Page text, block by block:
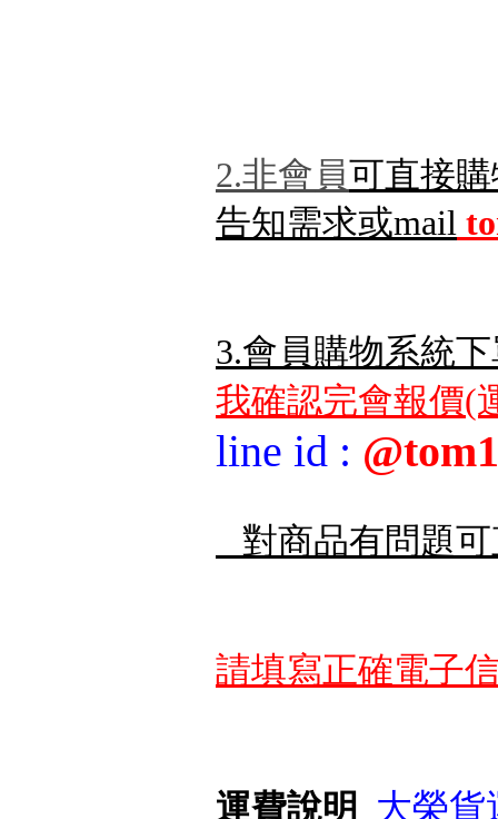
2.非會員可直接
告知需求或mail
3.會員購物系統
我確認完會報價(
line id :
對商品有問題
請填寫正確電子
運費說明
大榮貨